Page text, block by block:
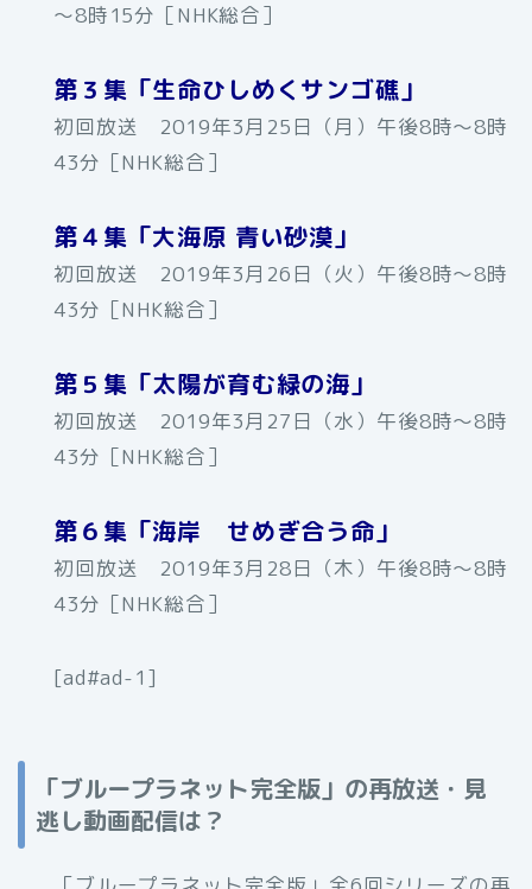
～8時15分［NHK総合］
第３集「生命ひしめくサンゴ礁」
初回放送 2019年3月25日（月）午後8時～8時
43分［NHK総合］
第４集「大海原 青い砂漠」
初回放送 2019年3月26日（火）午後8時～8時
43分［NHK総合］
第５集「太陽が育む緑の海」
初回放送 2019年3月27日（水）午後8時～8時
43分［NHK総合］
第６集「海岸 せめぎ合う命」
初回放送 2019年3月28日（木）午後8時～8時
43分［NHK総合］
[ad#ad-1]
「ブループラネット完全版」の再放送・見
逃し動画配信は？